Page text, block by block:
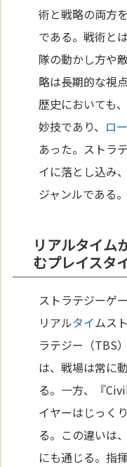
術と戦略の両方
である。戦術と
隊の動かし方や
略は長期的な視
歴史においても、
妙技であり、 ロ
あった。ストラ
イに落とし込み
ジャンルである。
リアルタイム
むプレイスタ
ストラテジーゲ
リアルタイムス
ラテジー（TBS
は、戦場は常に
る。一方、『
イヤーはじっく
る。この違いは
にも通じる。指